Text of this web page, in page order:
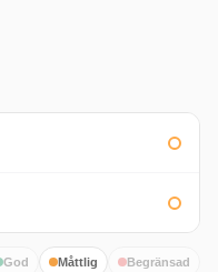
God Måttlig Begränsad